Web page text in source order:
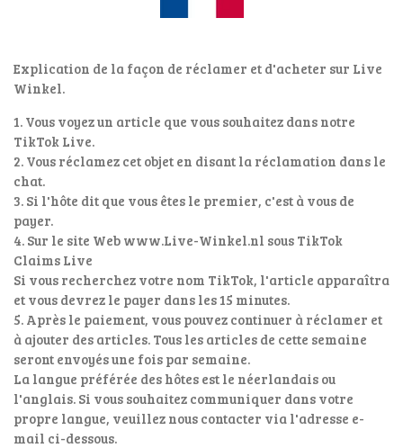
Explication de la façon de réclamer et d'acheter sur Live
Winkel.
1. Vous voyez un article que vous souhaitez dans notre
TikTok Live.
2. Vous réclamez cet objet en disant la réclamation dans le
chat.
3. Si l'hôte dit que vous êtes le premier, c'est à vous de
payer.
4. Sur le site Web www.Live-Winkel.nl sous TikTok
Claims Live
Si vous recherchez votre nom TikTok, l'article apparaîtra
et vous devrez le payer dans les 15 minutes.
5. Après le paiement, vous pouvez continuer à réclamer et
à ajouter des articles. Tous les articles de cette semaine
seront envoyés une fois par semaine.
La langue préférée des hôtes est le néerlandais ou
l'anglais. Si vous souhaitez communiquer dans votre
propre langue, veuillez nous contacter via l'adresse e-
mail ci-dessous.